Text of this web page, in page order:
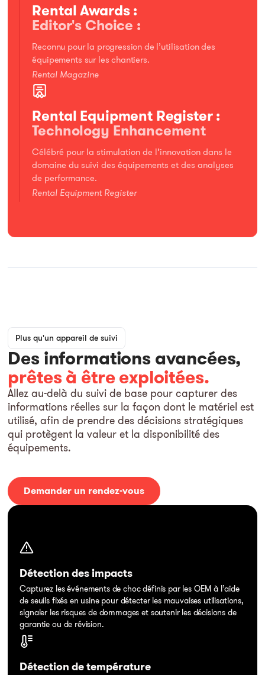
Rental Awards :
Editor's Choice :
Reconnu pour la progression de l’utilisation des
équipements sur les chantiers.​
Rental Magazine
Rental Equipment Register :
Technology Enhancement
Célébré pour la stimulation de l’innovation dans le
domaine du suivi des équipements et des analyses
de performance.
Rental Equipment Register
Plus qu'un appareil de suivi
Des informations avancées,
prêtes à être exploitées.
Allez au-delà du suivi de base pour capturer des
informations réelles sur la façon dont le matériel est
utilisé, afin de prendre des décisions stratégiques
qui protègent la valeur et la disponibilité des
équipements.
Demander un rendez-vous
Détection des impacts
Capturez les événements de choc définis par les OEM à l’aide
de seuils fixés en usine pour détecter les mauvaises utilisations,
signaler les risques de dommages et soutenir les décisions de
garantie ou de révision.
Détection de température